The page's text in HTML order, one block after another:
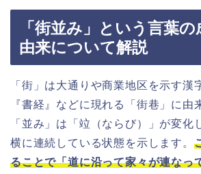
「街並み」という言葉
由来について解説
「街」は大通りや商業地区を示す漢
『書経』などに現れる「街巷」に由
「並み」は「竝（ならび）」が変化
横に連続している状態を示します。
ることで「道に沿って家々が連なっ